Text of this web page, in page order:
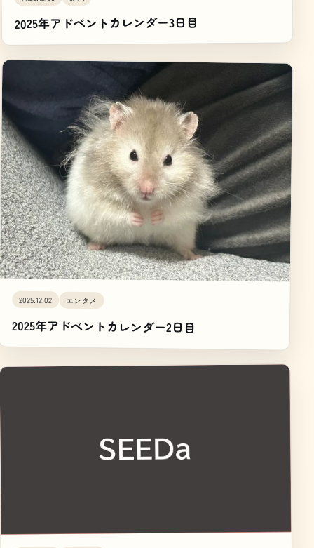
2025年アドベントカレンダー3日目
2025.12.02 エンタメ
2025年アドベントカレンダー2日目